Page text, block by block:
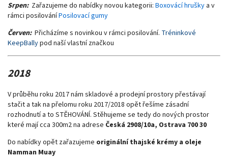
Srpen: Zařazujeme do nabídky novou kategorii: Boxovácí hrušky a v
rámci posilováníPosilovací gumy
Červen: Přicházíme s novinkou v rámci posilování. Tréninkové
KeepBallypod naší vlastní značkou
2018
V průběhu roku 2017 nám skladové a prodejní prostory přestávají
stačit a tak na přelomu roku 2017/2018 opět řešíme zásadní
rozhodnutí a to STĚHOVÁNÍ. Stěhujeme se tedy do nových prostor
které mají cca 300m2 na adrese Česká 2908/10a, Ostrava 700 30
Do nabídky opět zařazujeme originální thajské krémy a oleje
Namman Muay